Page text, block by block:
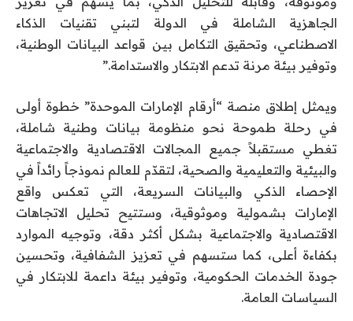
الجاهزية الشاملة في الدولة لتبني تقنيات الذكاء
الاصطناعي، وتحقيق التكامل بين قواعد البيانات الوطنية،
وتوفير بيئة مرنة تدعم الابتكار والاستدامة.”
ويمثل إطلاق منصة “أرقام الإمارات الموحدة” خطوة أولى
في رحلة طموحة نحو منظومة بيانات وطنية شاملة،
تغطي مستقبلاً جميع المجالات الاقتصادية والاجتماعية
والبيئية والتعليمية والصحية، لتقدّم للعالم نموذجاً رائداً في
الإحصاء الذكي والبيانات السريعة، التي تعكس واقع
الإمارات بشمولية وموثوقية، وستتيح تحليل الاتجاهات
الاقتصادية والاجتماعية بشكل أكثر دقة، وتوجيه الموارد
بكفاءة أعلى، كما ستسهم في تعزيز الشفافية، وتحسين
جودة الخدمات الحكومية، وتوفير بيئة داعمة للابتكار في
السياسات العامة.